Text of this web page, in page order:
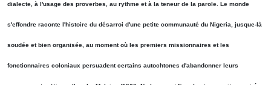
dialecte, à l'usage des proverbes, au rythme et à la teneur de la parole. Le monde
s'effondre raconte l'histoire du désarroi d'une petite communauté du Nigeria, jusque-là
soudée et bien organisée, au moment où les premiers missionnaires et les
fonctionnaires coloniaux persuadent certains autochtones d'abandonner leurs